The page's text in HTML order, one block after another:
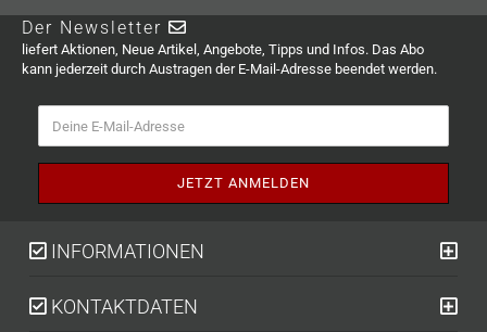
Der Newsletter
liefert Aktionen, Neue Artikel, Angebote, Tipps und Infos. Das Abo
kann jederzeit durch Austragen der E-Mail-Adresse beendet werden.
INFORMATIONEN
KONTAKTDATEN